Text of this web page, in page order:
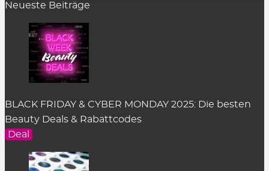
Neueste Beiträge
BLACK FRIDAY & CYBER MONDAY 2025: Die besten
Beauty Deals & Rabattcodes
Deal